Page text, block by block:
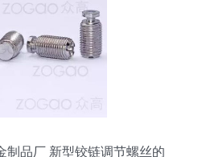
制品厂 新型铰链调节螺丝的